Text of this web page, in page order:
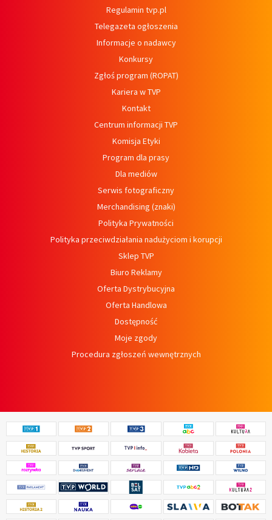
Regulamin tvp.pl
Telegazeta ogłoszenia
Informacje o nadawcy
Konkursy
Zgłoś program (ROPAT)
Kariera w TVP
Kontakt
Centrum informacji TVP
Komisja Etyki
Program dla prasy
Dla mediów
Serwis fotograficzny
Merchandising (znaki)
Polityka Prywatności
Polityka przeciwdziałania nadużyciom i korupcji
Sklep TVP
Biuro Reklamy
Oferta Dystrybucyjna
Oferta Handlowa
Dostępność
Moje zgody
Procedura zgłoszeń wewnętrznych